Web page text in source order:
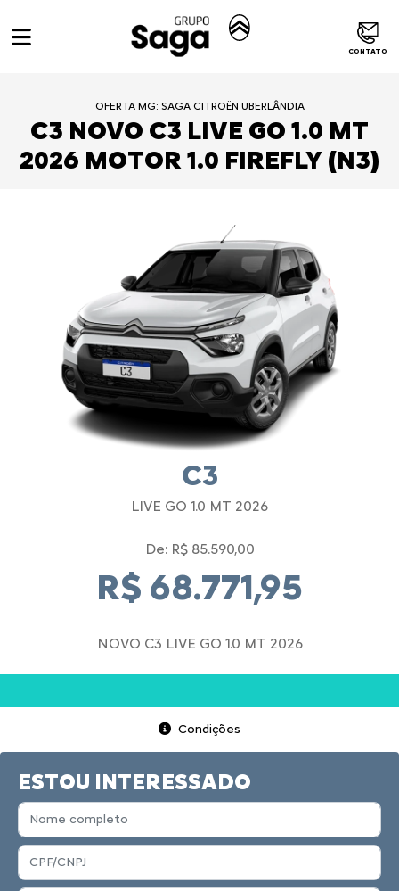
CONTATO
OFERTA MG: SAGA CITROËN UBERLÂNDIA
C3 NOVO C3 LIVE GO 1.0 MT
2026 MOTOR 1.0 FIREFLY (N3)
C3
LIVE GO 1.0 MT 2026
De: R$ 85.590,00
R$ 68.771,95
NOVO C3 LIVE GO 1.0 MT 2026
Condições
ESTOU INTERESSADO